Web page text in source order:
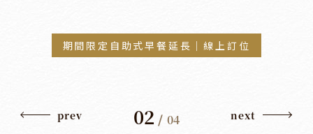
期間限定自助式早餐延長｜線上訂位
prev 02 /04 next